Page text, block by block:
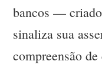
bancos —
sinaliza sua
compreensão